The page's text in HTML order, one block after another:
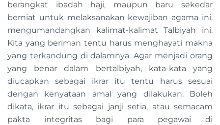
berangkat ibadah haji, maupun baru sekedar
berniat untuk melaksanakan kewajiban agama ini,
mengumandangkan kalimat-kalimat Talbiyah ini.
Kita yang beriman tentu harus menghayati makna
yang terkandung di dalamnya. Agar menjadi orang
yang benar dalam bertalbiyah, kata-kata yang
diucapkan sebagai ikrar itu tentu harus sesuai
dengan kenyataan amal yang dilakukan. Boleh
dikata, ikrar itu sebagai janji setia, atau semacam
pakta integritas bagi para pegawai di